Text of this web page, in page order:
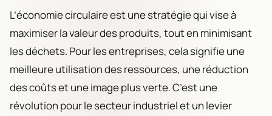
L’économie circulaire est une stratégie qui vise à
maximiser la valeur des produits, tout en minimisant
les déchets. Pour les entreprises, cela signifie une
meilleure utilisation des ressources, une réduction
des coûts et une image plus verte. C’est une
révolution pour le secteur industriel et un levier